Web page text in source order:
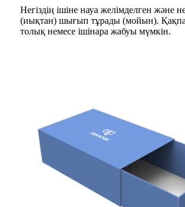
Негіздің ішіне науа желімделген және
(иықтан) шығып тұрады (мойын).
толық немесе ішінара жабуы мүмкін.